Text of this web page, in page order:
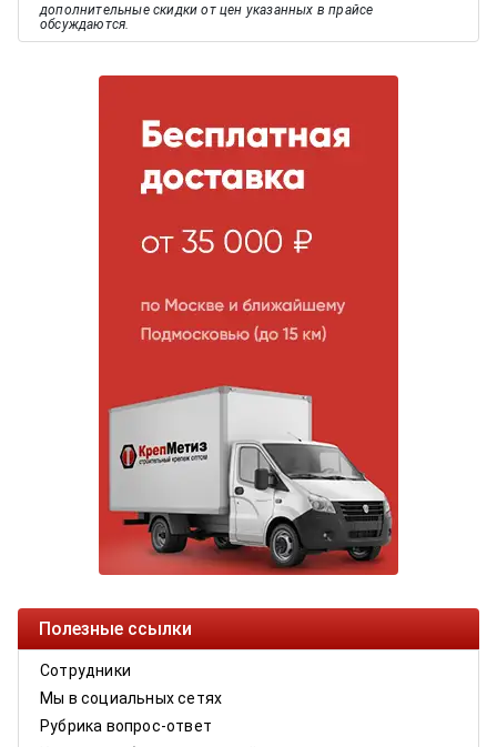
дополнительные скидки от цен указанных в прайсе
обсуждаются.
Полезные ссылки
Сотрудники
Мы в социальных сетях
Рубрика вопрос-ответ